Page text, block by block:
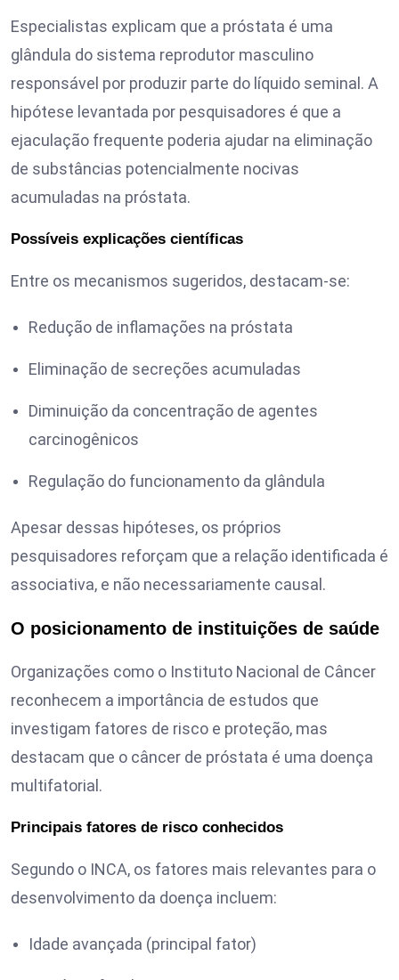
Especialistas explicam que a próstata é uma
glândula do sistema reprodutor masculino
responsável por produzir parte do líquido seminal. A
hipótese levantada por pesquisadores é que a
ejaculação frequente poderia ajudar na eliminação
de substâncias potencialmente nocivas
acumuladas na próstata.
Possíveis explicações científicas
Entre os mecanismos sugeridos, destacam-se:
Redução de inflamações na próstata
Eliminação de secreções acumuladas
Diminuição da concentração de agentes
carcinogênicos
Regulação do funcionamento da glândula
Apesar dessas hipóteses, os próprios
pesquisadores reforçam que a relação identificada é
associativa, e não necessariamente causal.
O posicionamento de instituições de saúde
Organizações como o Instituto Nacional de Câncer
reconhecem a importância de estudos que
investigam fatores de risco e proteção, mas
destacam que o câncer de próstata é uma doença
multifatorial.
Principais fatores de risco conhecidos
Segundo o INCA, os fatores mais relevantes para o
desenvolvimento da doença incluem:
Idade avançada (principal fator)